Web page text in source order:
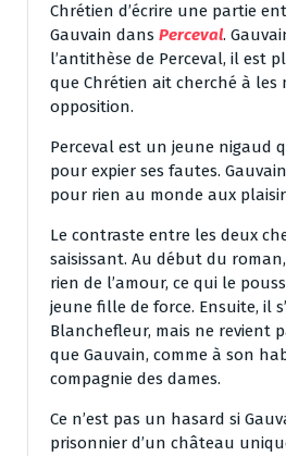
Chrétien d’écrire une partie
Gauvain dans Perceval.
l’antithèse de Perceval, il est
que Chrétien ait cherché à les
opposition.
Perceval est un jeune nigaud
pour expier ses fautes.
pour rien au monde aux
Le contraste entre les deux
saisissant. Au début du
rien de l’amour, ce qui le
jeune fille de force. Ensuite, il
Blanchefleur, mais ne revient
que Gauvain, comme à son
compagnie des dames.
Ce n’est pas un hasard si
prisonnier d’un château